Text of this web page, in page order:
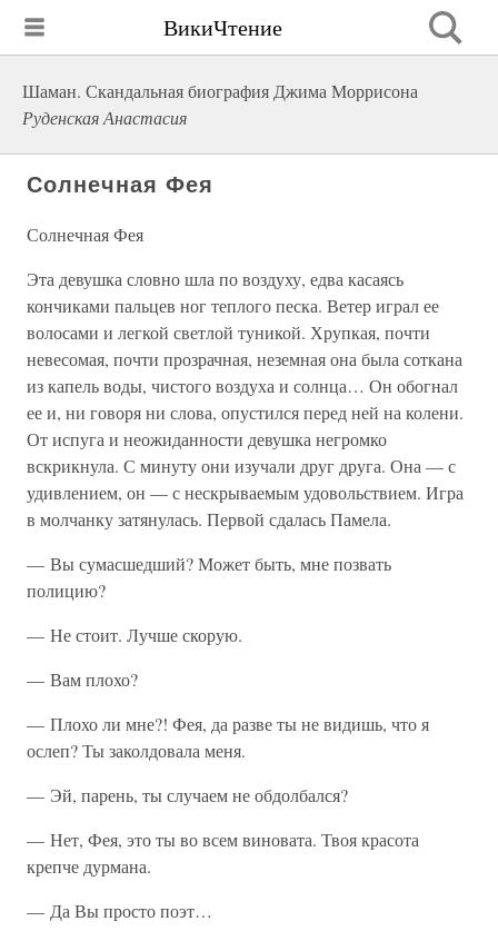
ВикиЧтение
Шаман. Скандальная биография Джима Моррисона
Руденская Анастасия
Солнечная Фея
Солнечная Фея
Эта девушка словно шла по воздуху, едва касаясь
кончиками пальцев ног теплого песка. Ветер играл ее
волосами и легкой светлой туникой. Хрупкая, почти
невесомая, почти прозрачная, неземная она была соткана
из капель воды, чистого воздуха и солнца… Он обогнал
ее и, ни говоря ни слова, опустился перед ней на колени.
От испуга и неожиданности девушка негромко
вскрикнула. С минуту они изучали друг друга. Она — с
удивлением, он — с нескрываемым удовольствием. Игра
в молчанку затянулась. Первой сдалась Памела.
— Вы сумасшедший? Может быть, мне позвать
полицию?
— Не стоит. Лучше скорую.
— Вам плохо?
— Плохо ли мне?! Фея, да разве ты не видишь, что я
ослеп? Ты заколдовала меня.
— Эй, парень, ты случаем не обдолбался?
— Нет, Фея, это ты во всем виновата. Твоя красота
крепче дурмана.
— Да Вы просто поэт…